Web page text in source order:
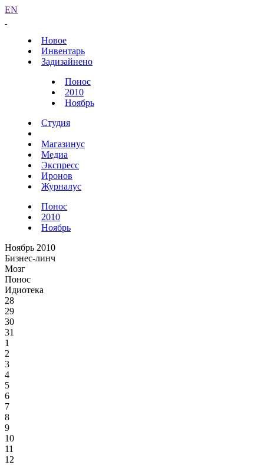
EN
Новое
Инвентарь
Задизайнено
Понос
2010
Ноябрь
Студия
Магазинус
Медиа
Экспресс
Иронов
Журналус
Понос
2010
Ноябрь
Ноябрь 2010
Бизнес-линч
Мозг
Понос
Идиотека
28
29
30
31
1
2
3
4
5
6
7
8
9
10
11
12